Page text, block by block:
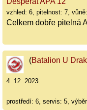
vzhled: 6, pitelnost: 7,
Celkem dobře pitelná
(Batalion U
4. 12. 2023
prostředí: 6, servis: 5,